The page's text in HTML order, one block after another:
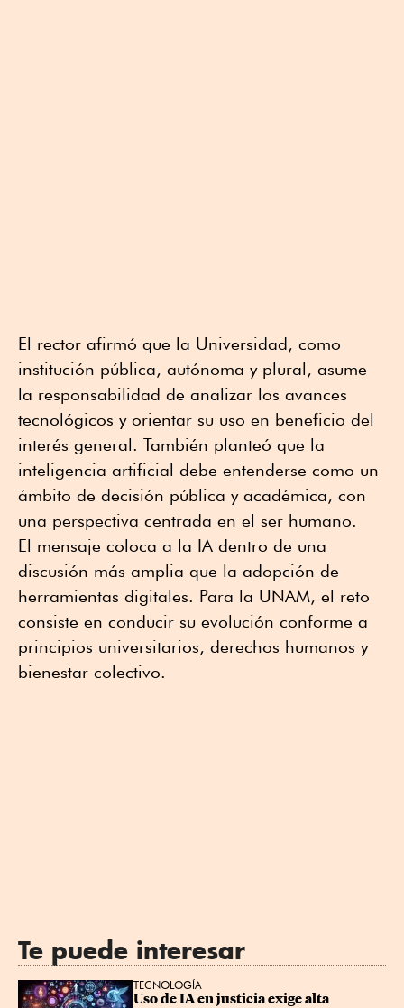
El rector afirmó que la Universidad, como
institución pública, autónoma y plural, asume
la responsabilidad de analizar los avances
tecnológicos y orientar su uso en beneficio del
interés general. También planteó que la
inteligencia artificial debe entenderse como un
ámbito de decisión pública y académica, con
una perspectiva centrada en el ser humano.
El mensaje coloca a la IA dentro de una
discusión más amplia que la adopción de
herramientas digitales. Para la UNAM, el reto
consiste en conducir su evolución conforme a
principios universitarios, derechos humanos y
bienestar colectivo.
Te puede interesar
TECNOLOGÍA
Uso de IA en justicia exige alta